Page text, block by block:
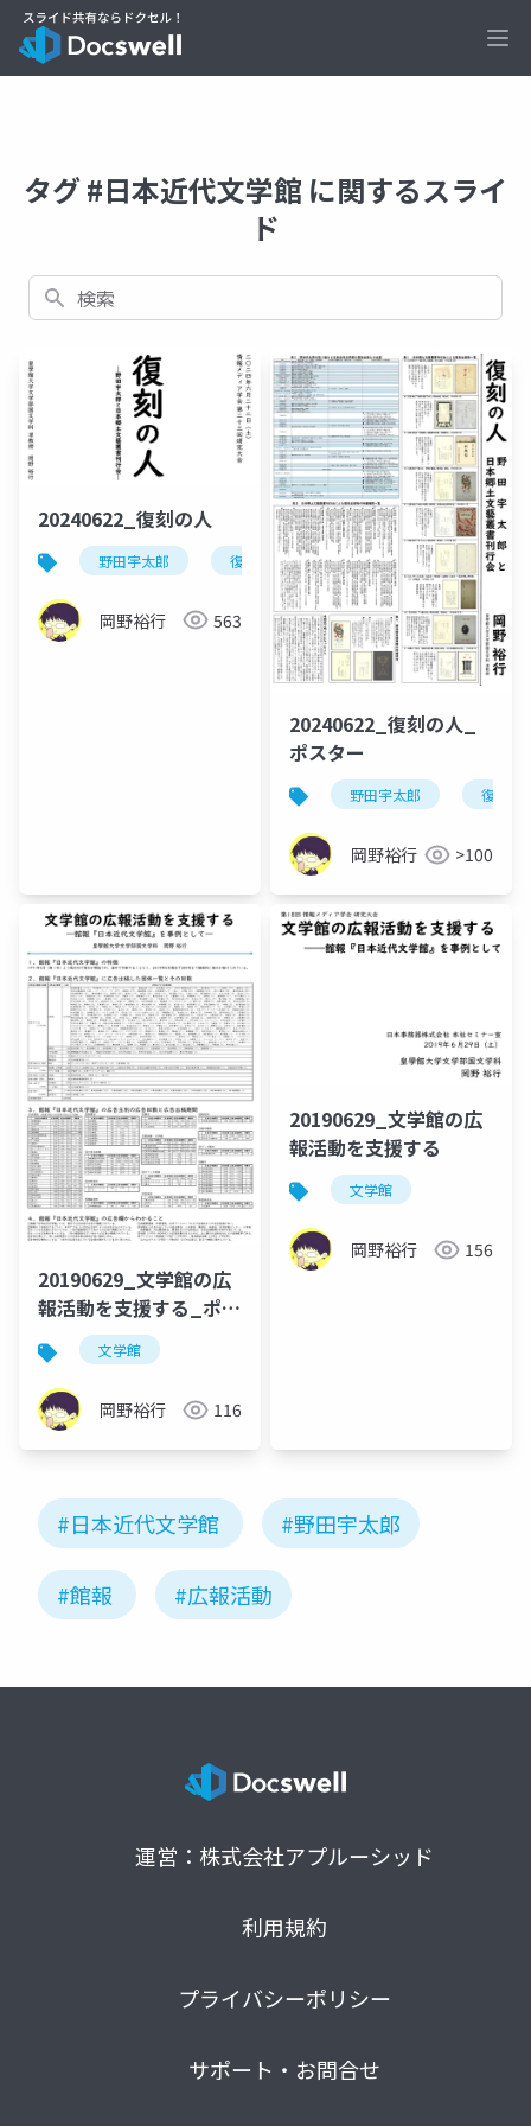
タグ #日本近代文学館 に関するスライ
ド
検索
20240622_復刻の人
野田宇太郎 復刻 日本郷土文藝叢書刊行会
岡野裕行 563
20240622_復刻の人_
ポスター
野田宇太郎 復刻
岡野裕行 >100
20190629_文学館の広
報活動を支援する_ポス
ター
文学館
岡野裕行 116
20190629_文学館の広
報活動を支援する
文学館
岡野裕行 156
#日本近代文学館 #野田宇太郎
#館報 #広報活動
運営：株式会社アプルーシッド
利用規約
プライバシーポリシー
サポート・お問合せ